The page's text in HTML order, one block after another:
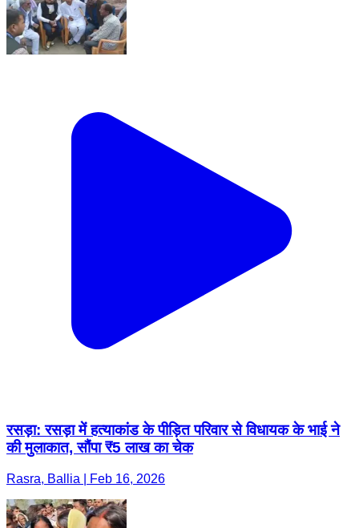
रसड़ा: रसड़ा में हत्याकांड के पीड़ित परिवार से विधायक के भाई ने
की मुलाकात, सौंपा ₹5 लाख का चेक
Rasra, Ballia | Feb 16, 2026